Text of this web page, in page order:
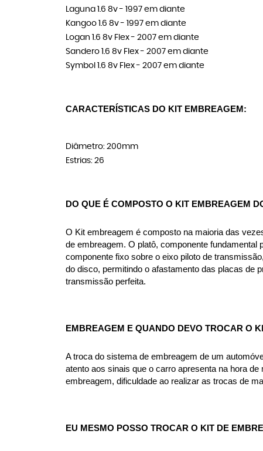
Laguna 1.6 8v - 1997 em diante
Kangoo 1.6 8v - 1997 em diante
Logan 1.6 8v Flex - 2007 em diante
Sandero 1.6 8v Flex - 2007 em diante
Symbol 1.6 8v Flex - 2007 em diante
CARACTERÍSTICAS DO KIT EMBREAGEM:
Diâmetro: 200mm
Estrias: 26
DO QUE É COMPOSTO O KIT EMBREAGEM
O Kit embreagem é composto na maioria das
de embreagem. O platô, componente
componente fixo sobre o eixo piloto de
do disco, permitindo o afastamento das placas de
transmissão perfeita.
EMBREAGEM E QUANDO DEVO TROCAR O
A troca do sistema de embreagem de um
atento aos sinais que o carro apresenta na hora
embreagem, dificuldade ao realizar as trocas de
EU MESMO POSSO TROCAR O KIT DE